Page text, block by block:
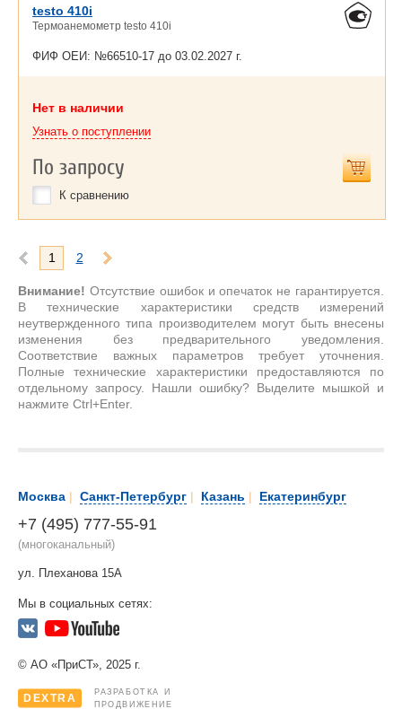
testo 410i
Термоанемометр testo 410i
ФИФ ОЕИ: №66510-17 до 03.02.2027 г.
Нет в наличии
Узнать о поступлении
По запросу
К сравнению
1 2
Внимание! Отсутствие ошибок и опечаток не гарантируется.
В технические характеристики средств измерений
неутвержденного типа производителем могут быть внесены
изменения без предварительного уведомления.
Соответствие важных параметров требует уточнения.
Полные технические характеристики предоставляются по
отдельному запросу. Нашли ошибку? Выделите мышкой и
нажмите Ctrl+Enter.
Москва | Санкт-Петербург | Казань | Екатеринбург
+7 (495) 777-55-91
(многоканальный)
ул. Плеханова 15А
Мы в социальных сетях:
© АО «ПриСТ», 2025 г.
DEXTRA
РАЗРАБОТКА И
ПРОДВИЖЕНИЕ